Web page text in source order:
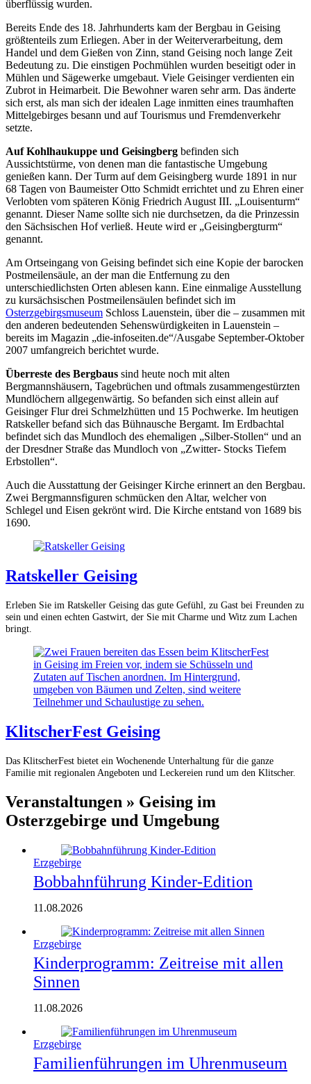
überflüssig wurden.
Bereits Ende des 18. Jahrhunderts kam der Bergbau in Geising
größtenteils zum Erliegen. Aber in der Weiterverarbeitung, dem
Handel und dem Gießen von Zinn, stand Geising noch lange Zeit
Bedeutung zu. Die einstigen Pochmühlen wurden beseitigt oder in
Mühlen und Sägewerke umgebaut. Viele Geisinger verdienten ein
Zubrot in Heimarbeit. Die Bewohner waren sehr arm. Das änderte
sich erst, als man sich der idealen Lage inmitten eines traumhaften
Mittelgebirges besann und auf Tourismus und Fremdenverkehr
setzte.
Auf Kohlhaukuppe und Geisingberg befinden sich
Aussichtstürme, von denen man die fantastische Umgebung
genießen kann. Der Turm auf dem Geisingberg wurde 1891 in nur
68 Tagen von Baumeister Otto Schmidt errichtet und zu Ehren einer
Verlobten vom späteren König Friedrich August III. „Louisenturm“
genannt. Dieser Name sollte sich nie durchsetzen, da die Prinzessin
den Sächsischen Hof verließ. Heute wird er „Geisingbergturm“
genannt.
Am Ortseingang von Geising befindet sich eine Kopie der barocken
Postmeilensäule, an der man die Entfernung zu den
unterschiedlichsten Orten ablesen kann. Eine einmalige Ausstellung
zu kursächsischen Postmeilensäulen befindet sich im
Osterzgebirgsmuseum Schloss Lauenstein, über die – zusammen mit
den anderen bedeutenden Sehenswürdigkeiten in Lauenstein –
bereits im Magazin „die-infoseiten.de“/Ausgabe September-Oktober
2007 umfangreich berichtet wurde.
Überreste des Bergbaus sind heute noch mit alten
Bergmannshäusern, Tagebrüchen und oftmals zusammengestürzten
Mundlöchern allgegenwärtig. So befanden sich einst allein auf
Geisinger Flur drei Schmelzhütten und 15 Pochwerke. Im heutigen
Ratskeller befand sich das Bühnausche Bergamt. Im Erdbachtal
befindet sich das Mundloch des ehemaligen „Silber-Stollen“ und an
der Dresdner Straße das Mundloch von „Zwitter- Stocks Tiefem
Erbstollen“.
Auch die Ausstattung der Geisinger Kirche erinnert an den Bergbau.
Zwei Bergmannsfiguren schmücken den Altar, welcher von
Schlegel und Eisen gekrönt wird. Die Kirche entstand von 1689 bis
1690.
Ratskeller Geising
Erleben Sie im Ratskeller Geising das gute Gefühl, zu Gast bei Freunden zu
sein und einen echten Gastwirt, der Sie mit Charme und Witz zum Lachen
bringt.
KlitscherFest Geising
Das KlitscherFest bietet ein Wochenende Unterhaltung für die ganze
Familie mit regionalen Angeboten und Leckereien rund um den Klitscher.
Veranstaltungen » Geising im
Osterzgebirge und Umgebung
Erzgebirge
Bobbahnführung Kinder-Edition
11.08.2026
Erzgebirge
Kinderprogramm: Zeitreise mit allen
Sinnen
11.08.2026
Erzgebirge
Familienführungen im Uhrenmuseum